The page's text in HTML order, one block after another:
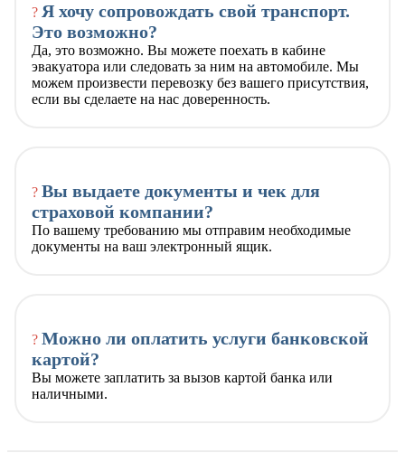
? Я хочу сопровождать свой транспорт.
Это возможно?
Да, это возможно. Вы можете поехать в кабине
эвакуатора или следовать за ним на автомобиле. Мы
можем произвести перевозку без вашего присутствия,
если вы сделаете на нас доверенность.
? Вы выдаете документы и чек для
страховой компании?
По вашему требованию мы отправим необходимые
документы на ваш электронный ящик.
? Можно ли оплатить услуги банковской
картой?
Вы можете заплатить за вызов картой банка или
наличными.